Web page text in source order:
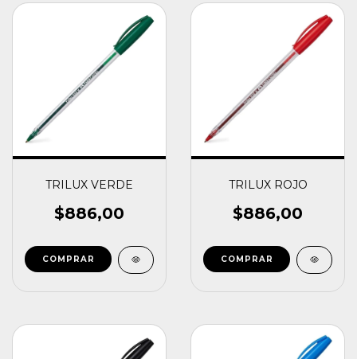
TRILUX VERDE
$886,00
TRILUX ROJO
$886,00